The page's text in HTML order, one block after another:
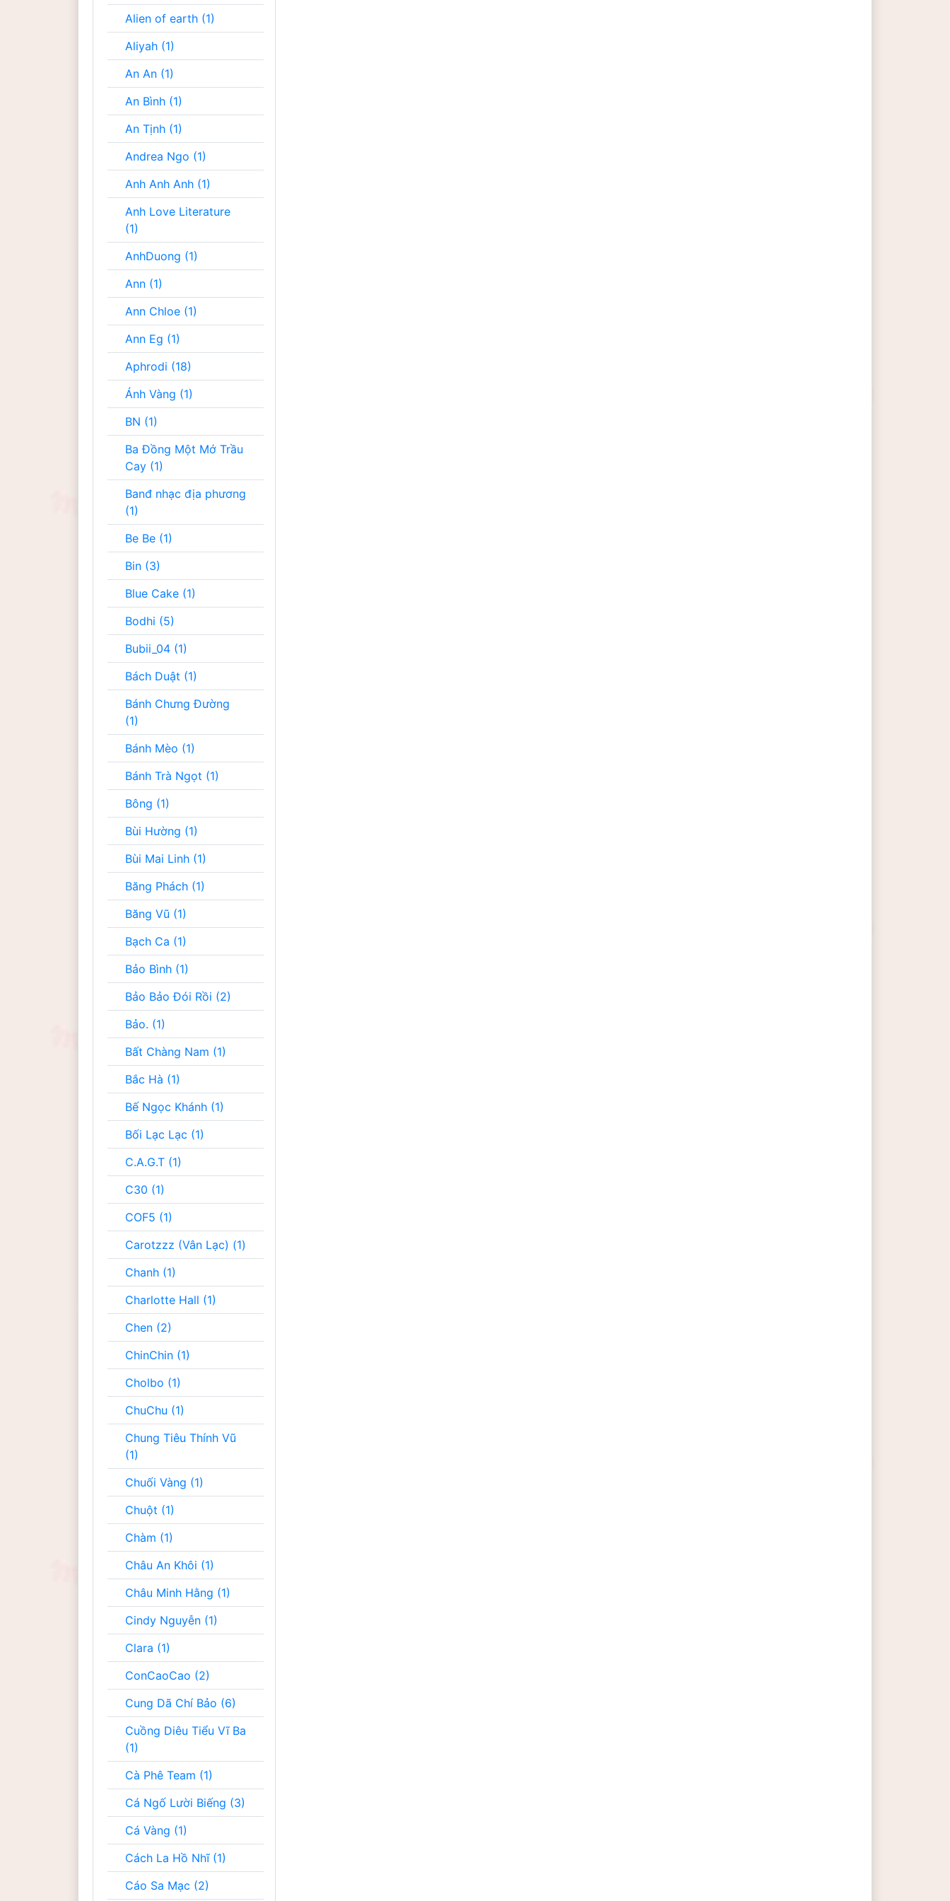
Alien of earth (1)
Aliyah (1)
An An (1)
An Bình (1)
An Tịnh (1)
Andrea Ngo (1)
Anh Anh Anh (1)
Anh Love Literature
(1)
AnhDuong (1)
Ann (1)
Ann Chloe (1)
Ann Eg (1)
Aphrodi (18)
Ánh Vàng (1)
BN (1)
Ba Đồng Một Mớ Trầu
Cay (1)
Banđ nhạc địa phương
(1)
Be Be (1)
Bin (3)
Blue Cake (1)
Bodhi (5)
Bubii_04 (1)
Bách Duật (1)
Bánh Chưng Đường
(1)
Bánh Mèo (1)
Bánh Trà Ngọt (1)
Bông (1)
Bùi Hường (1)
Bùi Mai Linh (1)
Băng Phách (1)
Băng Vũ (1)
Bạch Ca (1)
Bảo Bình (1)
Bảo Bảo Đói Rồi (2)
Bảo. (1)
Bất Chàng Nam (1)
Bắc Hà (1)
Bế Ngọc Khánh (1)
Bối Lạc Lạc (1)
C.A.G.T (1)
C30 (1)
COF5 (1)
Carotzzz (Vân Lạc) (1)
Chanh (1)
Charlotte Hall (1)
Chen (2)
ChinChin (1)
Cholbo (1)
ChuChu (1)
Chung Tiêu Thính Vũ
(1)
Chuối Vàng (1)
Chuột (1)
Chàm (1)
Châu An Khôi (1)
Châu Minh Hằng (1)
Cindy Nguyễn (1)
Clara (1)
ConCaoCao (2)
Cung Dã Chí Bảo (6)
Cuồng Diêu Tiểu Vĩ Ba
(1)
Cà Phê Team (1)
Cá Ngố Lười Biếng (3)
Cá Vàng (1)
Cách La Hồ Nhĩ (1)
Cáo Sa Mạc (2)